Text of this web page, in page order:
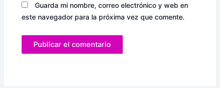
Guarda mi nombre, correo electrónico y web en
este navegador para la próxima vez que comente.